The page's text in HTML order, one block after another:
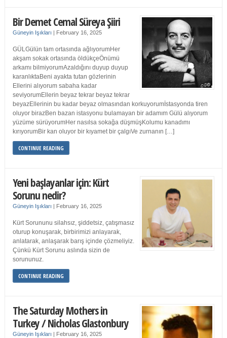
Bir Demet Cemal Süreya Şiiri
Güneyin Işıkları | February 16, 2025
GÜLGülün tam ortasında ağlıyorumHer
akşam sokak ortasında öldükçeÖnümü
arkamı bilmiyorumAzaldığını duyup duyup
karanlıktaBeni ayakta tutan gözlerinin
Ellerini alıyorum sabaha kadar
seviyorumEllerin beyaz tekrar beyaz tekrar
beyazEllerinin bu kadar beyaz olmasından korkuyorumİstasyonda tiren
oluyor birazBen bazan istasyonu bulamayan bir adamım Gülü alıyorum
yüzüme sürüyorumHer nasılsa sokağa düşmüşKolumu kanadımı
kırıyorumBir kan oluyor bir kıyamet bir çalgıVe zurnanın […]
CONTINUE READING
Yeni başlayanlar için: Kürt
Sorunu nedir?
Güneyin Işıkları | February 16, 2025
Kürt Sorununu silahsız, şiddetsiz, çatışmasız
oturup konuşarak, birbirimizi anlayarak,
anlatarak, anlaşarak barış içinde çözmeliyiz.
Çünkü Kürt Sorunu aslında sizin de
sorununuz.
CONTINUE READING
The Saturday Mothers in
Turkey / Nicholas Glastonbury
Güneyin Işıkları | February 16, 2025